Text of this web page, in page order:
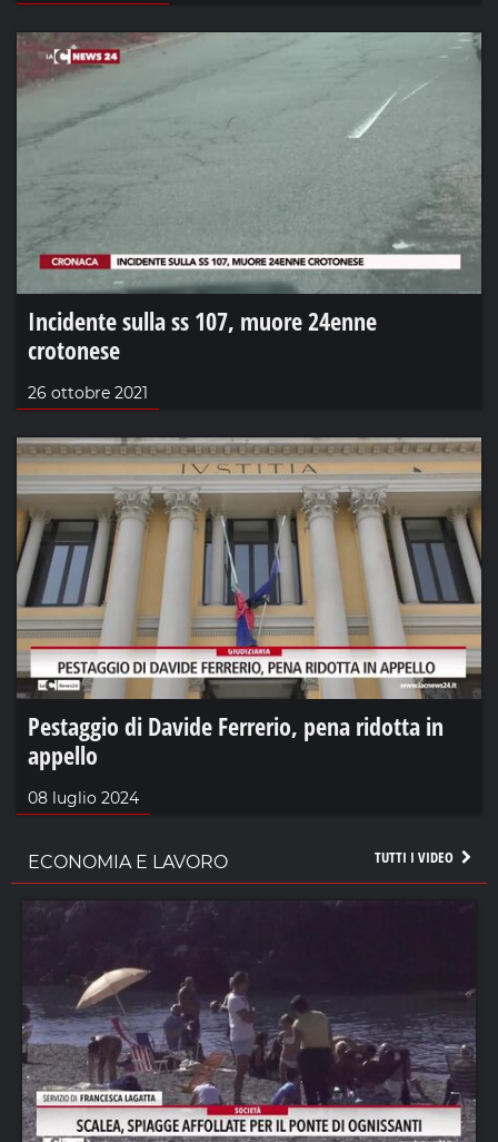
Incidente sulla ss 107, muore 24enne
crotonese
26 ottobre 2021
Pestaggio di Davide Ferrerio, pena ridotta in
appello
08 luglio 2024
TUTTI I VIDEO
ECONOMIA E LAVORO